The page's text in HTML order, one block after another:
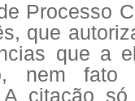
Processo
que
que a
nem
A citação